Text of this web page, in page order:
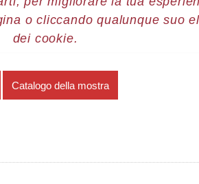
o cliccando qualunque suo
dei cookie.
Opere in mostra
Catalogo della mostra